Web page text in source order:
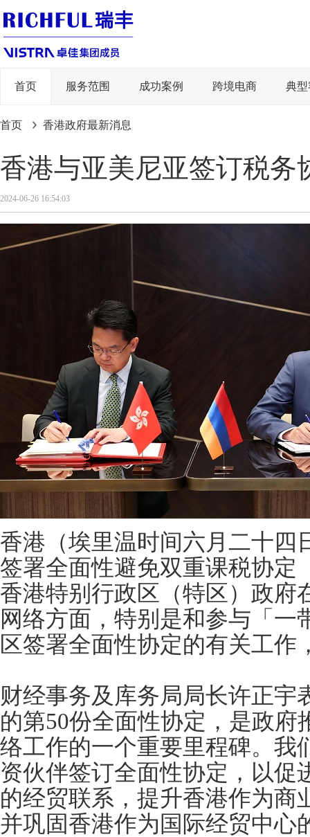
首页 服务范围 成功案例 跨境电商 典
首页 香港政府最新消息
香港与亚美尼亚签订税务
2024-06-26 16:54:03
香港（埃里温时间六月二十四
签署全面性避免双重课税协定
香港特别行政区（特区）政府
网络方面，特别是和参与「一
区签署全面性协定的有关工作
财经事务及库务局局长许正宇
的第50份全面性协定，是政府
络工作的一个重要里程碑。我
资伙伴签订全面性协定，以促
的经贸联系，提升香港作为商
并巩固香港作为国际经贸中心